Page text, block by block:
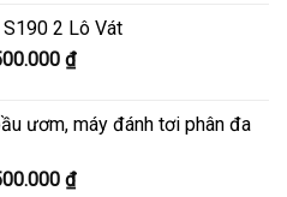
8.300.000 ₫
2 Lô Vát
₫Khoảng
7.500.000 ₫
9.500.000 ₫
ươm, máy đánh tơi phân đa
₫Khoảng